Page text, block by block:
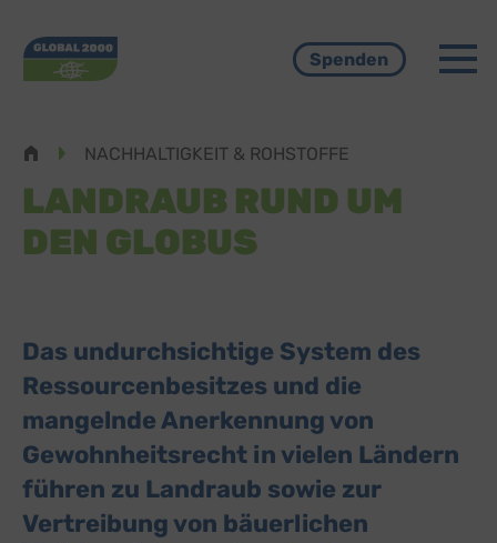
Spenden
NACHHALTIGKEIT & ROHSTOFFE
LANDRAUB RUND UM
DEN GLOBUS
Das undurchsichtige System des
Ressourcenbesitzes und die
mangelnde Anerkennung von
Gewohnheitsrecht in vielen Ländern
führen zu Landraub sowie zur
Vertreibung von bäuerlichen